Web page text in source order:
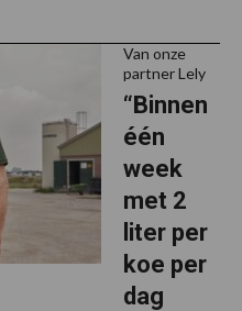
Van onze
partner Lely
“Binnen
één
week
met 2
liter per
koe per
dag